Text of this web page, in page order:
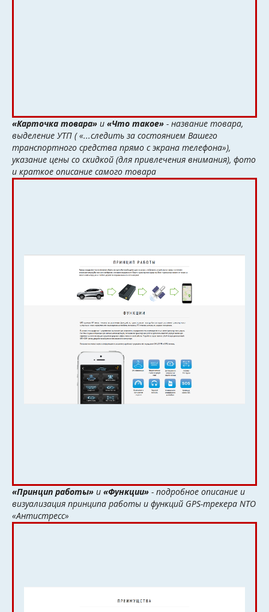
«Карточка товара» и «Что такое» - название товара,
выделение УТП ( «...следить за состоянием Вашего
транспортного средства прямо с экрана телефона»),
указание цены со скидкой (для привлечения внимания), фото
и краткое описание самого товара
«Принцип работы» и «Функции» - подробное описание и
визуализация принципа работы и функций GPS-трекера NTO
«Антистресс»